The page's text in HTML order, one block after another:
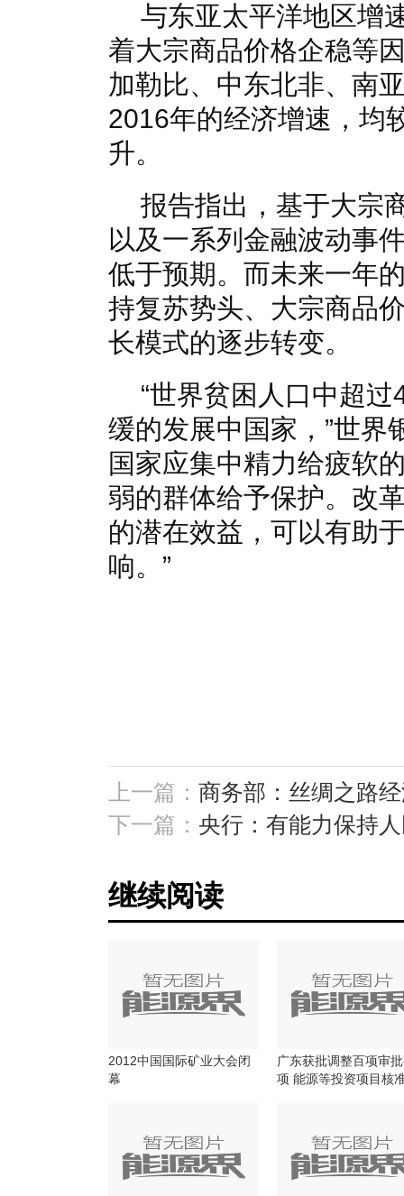
与东亚太平洋地区增
着大宗商品价格企稳等
加勒比、中东北非、南
2016年的经济增速，均
升。
报告指出，基于大宗
以及一系列金融波动事
低于预期。而未来一年
持复苏势头、大宗商品
长模式的逐步转变。
“世界贫困人口中超
缓的发展中国家，”世界
国家应集中精力给疲软
弱的群体给予保护。改
的潜在效益，可以有助
响。”
上一篇： 商务部：丝绸之路
下一篇： 央行：有能力保持
继续阅读
2012中国国际矿业大会闭
幕
广东获批调整百项审
项 能源等投资项目核